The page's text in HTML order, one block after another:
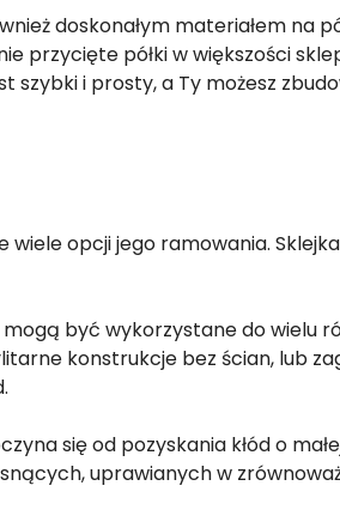
doskonałym materiałem na
przycięte półki w większości
szybki i prosty, a Ty możesz
wiele opcji jego ramowania.
być wykorzystane do wielu
konstrukcje bez ścian, lub
się od pozyskania kłód o
uprawianych w